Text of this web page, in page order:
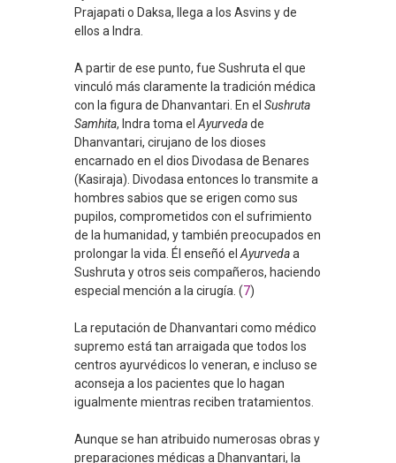
Prajapati o Daksa, llega a los Asvins y de
ellos a Indra.
A partir de ese punto, fue Sushruta el que
vinculó más claramente la tradición médica
con la figura de Dhanvantari. En el Sushruta
Samhita, Indra toma el Ayurvedade
Dhanvantari, cirujano de los dioses
encarnado en el dios Divodasa de Benares
(Kasiraja). Divodasa entonces lo transmite a
hombres sabios que se erigen como sus
pupilos, comprometidos con el sufrimiento
de la humanidad, y también preocupados en
prolongar la vida. Él enseñó el Ayurvedaa
Sushruta y otros seis compañeros, haciendo
especial mención a la cirugía. (7)
La reputación de Dhanvantari como médico
supremo está tan arraigada que todos los
centros ayurvédicos lo veneran, e incluso se
aconseja a los pacientes que lo hagan
igualmente mientras reciben tratamientos.
Aunque se han atribuido numerosas obras y
preparaciones médicas a Dhanvantari, la